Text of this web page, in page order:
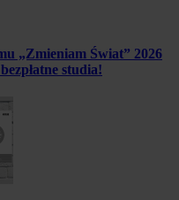
„Zmieniam Świat” 2026
studia!